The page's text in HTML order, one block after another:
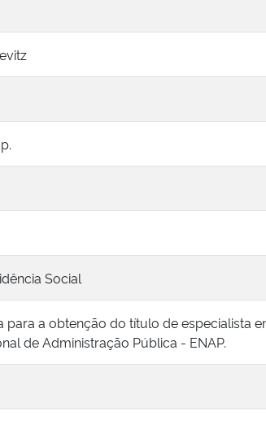
Social
para a obtenção do título de especialista
de Administração Pública - ENAP.